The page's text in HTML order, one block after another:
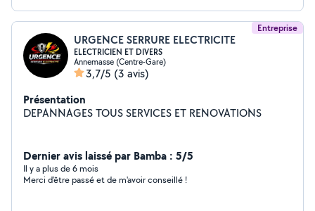
Entreprise
URGENCE SERRURE ELECTRICITE
ELECTRICIEN ET DIVERS
Annemasse (Centre-Gare)
3,7/5 (3 avis)
Présentation
DEPANNAGES TOUS SERVICES ET RENOVATIONS
Dernier avis laissé par Bamba : 5/5
Il y a plus de 6 mois
Merci d'être passé et de m'avoir conseillé !